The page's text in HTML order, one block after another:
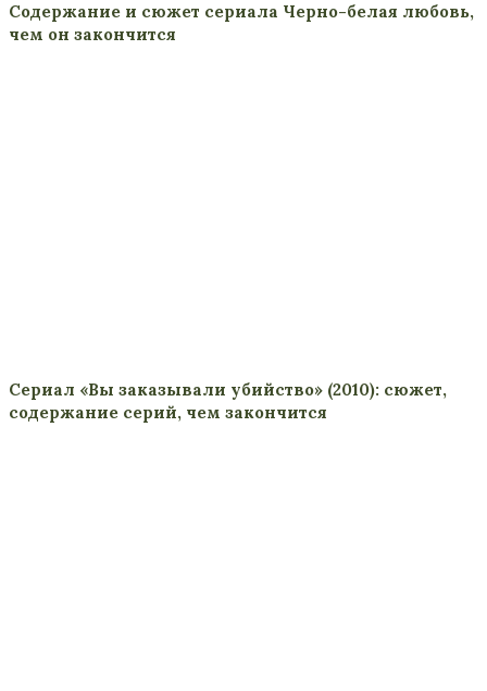
Содержание и сюжет сериала Черно-белая любовь,
чем он закончится
Сериал «Вы заказывали убийство» (2010): сюжет,
содержание серий, чем закончится